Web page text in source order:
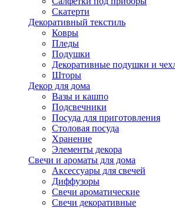
Скатерти
Декоративный текстиль
Ковры
Пледы
Подушки
Декоративные подушки и
Шторы
Декор для дома
Вазы и кашпо
Подсвечники
Посуда для приготовления
Столовая посуда
Хранение
Элементы декора
Свечи и ароматы для дома
Аксессуары для свечей
Диффузоры
Свечи ароматические
Свечи декоративные